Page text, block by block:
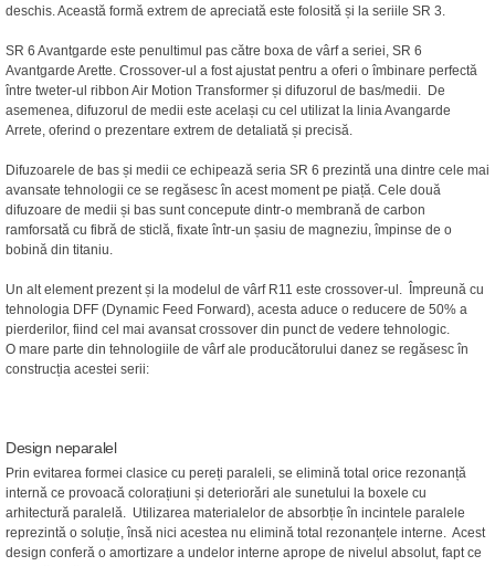
deschis. Această formă extrem de apreciată este folosită și la seriile SR 3.
SR 6 Avantgarde este penultimul pas către boxa de vârf a seriei, SR 6
Avantgarde Arette. Crossover-ul a fost ajustat pentru a oferi o îmbinare perfectă
între tweter-ul ribbon Air Motion Transformer și difuzorul de bas/medii. De
asemenea, difuzorul de medii este același cu cel utilizat la linia Avangarde
Arrete, oferind o prezentare extrem de detaliată și precisă.
Difuzoarele de bas și medii ce echipează seria SR 6 prezintă una dintre cele mai
avansate tehnologii ce se regăsesc în acest moment pe piață. Cele două
difuzoare de medii și bas sunt concepute dintr-o membrană de carbon
ramforsată cu fibră de sticlă, fixate într-un șasiu de magneziu, împinse de o
bobină din titaniu.
Un alt element prezent și la modelul de vârf R11 este crossover-ul. Împreună cu
tehnologia DFF (Dynamic Feed Forward), acesta aduce o reducere de 50% a
pierderilor, fiind cel mai avansat crossover din punct de vedere tehnologic.
O mare parte din tehnologiile de vârf ale producătorului danez se regăsesc în
construcția acestei serii:
Design neparalel
Prin evitarea formei clasice cu pereți paraleli, se elimină total orice rezonanță
internă ce provoacă colorațiuni și deteriorări ale sunetului la boxele cu
arhitectură paralelă. Utilizarea materialelor de absorbție în incintele paralele
reprezintă o soluție, însă nici acestea nu elimină total rezonanțele interne. Acest
design conferă o amortizare a undelor interne aprope de nivelul absolut, fapt ce